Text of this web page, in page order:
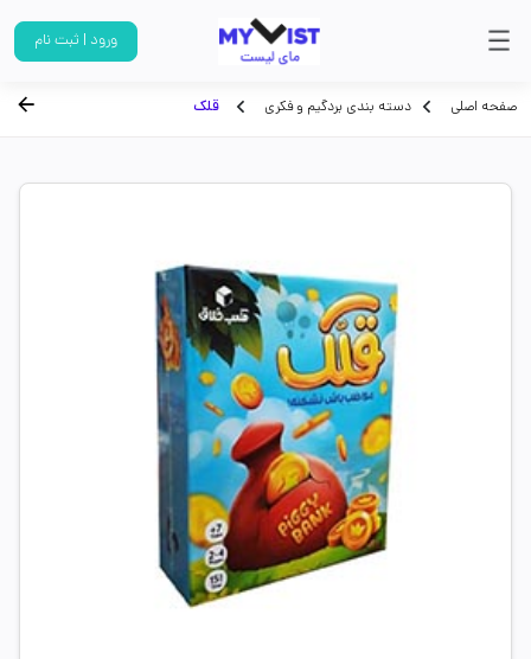
ورود | ثبت نام
صفحه اصلی دسته بندی بردگیم و فکری قلک